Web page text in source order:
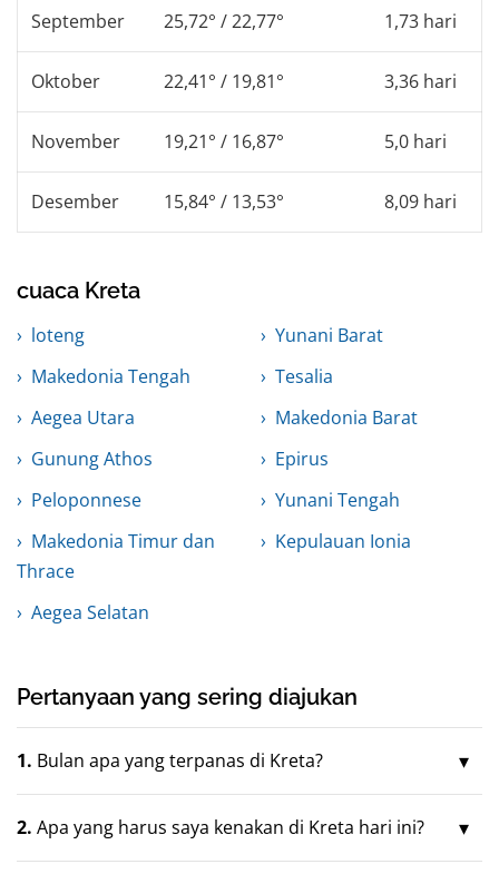
September 25,72° / 22,77° 1,73 hari
Oktober 22,41° / 19,81° 3,36 hari
November 19,21° / 16,87° 5,0 hari
Desember 15,84° / 13,53° 8,09 hari
cuaca Kreta
loteng
Yunani Barat
Makedonia Tengah
Tesalia
Aegea Utara
Makedonia Barat
Gunung Athos
Epirus
Peloponnese
Yunani Tengah
Makedonia Timur dan
Thrace
Kepulauan Ionia
Aegea Selatan
Pertanyaan yang sering diajukan
1. Bulan apa yang terpanas di Kreta?
2. Apa yang harus saya kenakan di Kreta hari ini?